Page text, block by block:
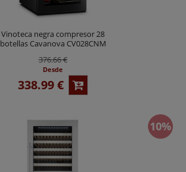
Vinoteca negra compresor 28
botellas Cavanova CV028CNM
376.66 €
Desde
338.99 €
10%